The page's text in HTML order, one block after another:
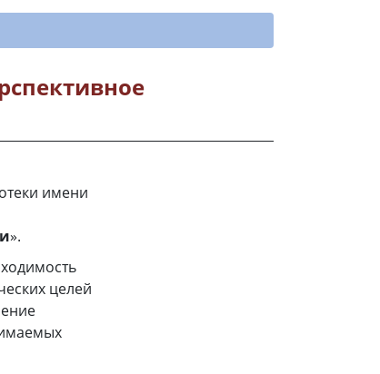
имени
».
целей